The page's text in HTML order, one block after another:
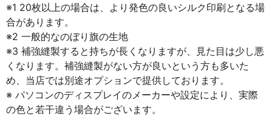
※1 20枚以上の場合は、より発色の良いシルク印刷となる場
合があります。
※2 一般的なのぼり旗の生地
※3 補強縫製すると持ちが長くなりますが、見た目は少し悪
くなります。補強縫製がない方が良いという方も多いた
め、当店では別途オプションで提供しております。
※ パソコンのディスプレイのメーカーや設定により、実際
の色と若干違う場合がございます。